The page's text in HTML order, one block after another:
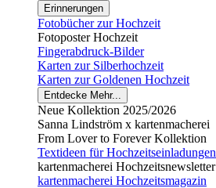
Erinnerungen
Fotobücher zur Hochzeit
Fotoposter Hochzeit
Fingerabdruck-Bilder
Karten zur Silberhochzeit
Karten zur Goldenen Hochzeit
Entdecke Mehr...
Neue Kollektion 2025/2026
Sanna Lindström x kartenmacherei
From Lover to Forever Kollektion
Textideen für Hochzeitseinladungen
kartenmacherei Hochzeitsnewsletter
kartenmacherei Hochzeitsmagazin